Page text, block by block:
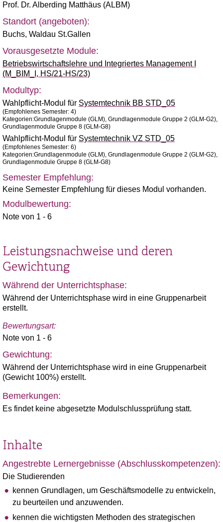
Prof. Dr. Alberding Matthäus (ALBM)
Standort (angeboten):
Buchs, Waldau St.Gallen
Vorausgesetzte Module:
Betriebswirtschaftslehre und Integriertes Management I
(M_BIM_I, HS/21-HS/23)
Modultyp:
Wahlpflicht-Modul für Systemtechnik BB STD_05
(Empfohlenes Semester: 4)
Kategorien:Grundlagenmodule (GLM), Grundlagenmodule Gruppe 2 (GLM-G2),
Grundlagenmodule Gruppe 8 (GLM-G8)
Wahlpflicht-Modul für Systemtechnik VZ STD_05
(Empfohlenes Semester: 6)
Kategorien:Grundlagenmodule (GLM), Grundlagenmodule Gruppe 2 (GLM-G2),
Grundlagenmodule Gruppe 8 (GLM-G8)
Semester Empfehlung:
Keine Semester Empfehlung für dieses Modul vorhanden.
Modulbewertung:
Note von 1 - 6
Leistungsnachweise und deren
Gewichtung
Während der Unterrichtsphase:
Während der Unterrichtsphase wird in eine Gruppenarbeit
erstellt.
Bewertungsart:
Note von 1 - 6
Gewichtung:
Während der Unterrichtsphase wird in eine Gruppenarbeit
(Gewicht 100%) erstellt.
Bemerkungen:
Es findet keine abgesetzte Modulschlussprüfung statt.
Inhalte
Angestrebte Lernergebnisse (Abschlusskompetenzen):
Die Studierenden
kennen Grundlagen, um Geschäftsmodelle zu entwickeln,
zu beurteilen und anzuwenden.
kennen die wichtigsten Methoden des strategischen